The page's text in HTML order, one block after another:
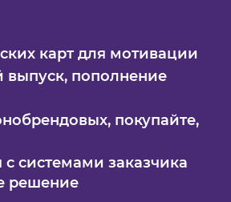
карт для мотивации
выпуск, пополнение
покупайте,
с системами заказчика
решение